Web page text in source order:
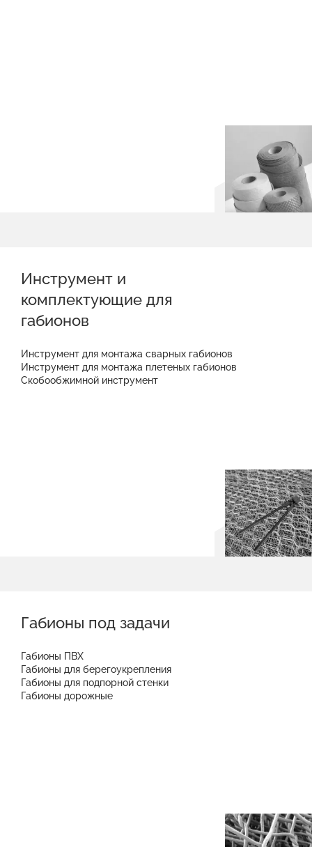
Инструмент и
комплектующие для
габионов
Инструмент для монтажа сварных габионов
Инструмент для монтажа плетеных габионов
Скобообжимной инструмент
Габионы под задачи
Габионы ПВХ
Габионы для берегоукрепления
Габионы для подпорной стенки
Габионы дорожные